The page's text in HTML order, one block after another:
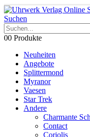
Suchen
00 Produkte
Neuheiten
Angebote
Splittermond
Myranor
Vaesen
Star Trek
Andere
Charmante
Contact
Coriolis